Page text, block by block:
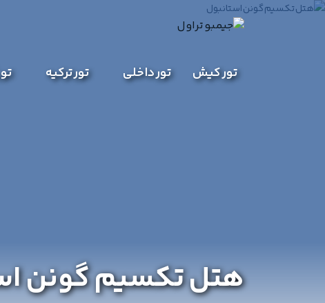
تور کیش تور داخلی تور ترکیه
هتل تکسیم گونن